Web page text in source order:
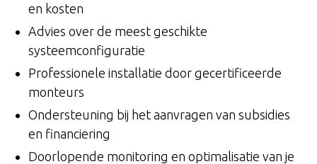
en kosten
Advies over de meest geschikte
systeemconfiguratie
Professionele installatie door gecertificeerde
monteurs
Ondersteuning bij het aanvragen van subsidies
en financiering
Doorlopende monitoring en optimalisatie van je